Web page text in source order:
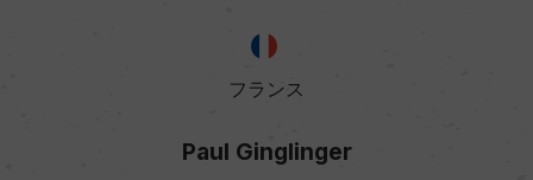
フランス
Paul Ginglinger